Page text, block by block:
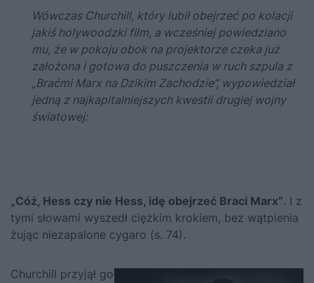
Wówczas Churchill, który lubił obejrzeć po kolacji
jakiś holywoodzki film, a wcześniej powiedziano
mu, że w pokoju obok na projektorze czeka już
założona i gotowa do puszczenia w ruch szpula z
„Braćmi Marx na Dzikim Zachodzie”, wypowiedział
jedną z najkapitalniejszych kwestii drugiej wojny
światowej:
„Cóż, Hess czy nie Hess, idę obejrzeć Braci Marx”. I z
tymi słowami wyszedł ciężkim krokiem, bez wątpienia
żując niezapalone cygaro (s. 74).
Churchill przyjął go